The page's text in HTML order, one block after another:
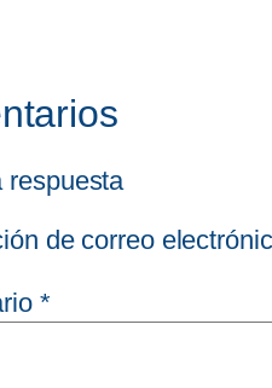
respuesta
de correo
*